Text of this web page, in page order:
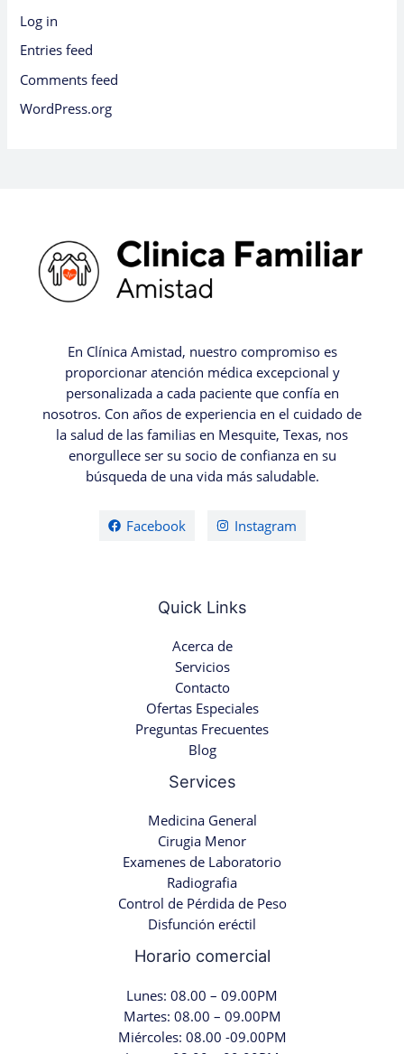
Log in
Entries feed
Comments feed
WordPress.org
En Clínica Amistad, nuestro compromiso es
proporcionar atención médica excepcional y
personalizada a cada paciente que confía en
nosotros. Con años de experiencia en el cuidado de
la salud de las familias en Mesquite, Texas, nos
enorgullece ser su socio de confianza en su
búsqueda de una vida más saludable.
Facebook Instagram
Quick Links
Acerca de
Servicios
Contacto
Ofertas Especiales
Preguntas Frecuentes
Blog
Services
Medicina General
Cirugia Menor
Examenes de Laboratorio
Radiografia
Control de Pérdida de Peso
Disfunción eréctil
Horario comercial
Lunes: 08.00 – 09.00PM
Martes: 08.00 – 09.00PM
Miércoles: 08.00 -09.00PM